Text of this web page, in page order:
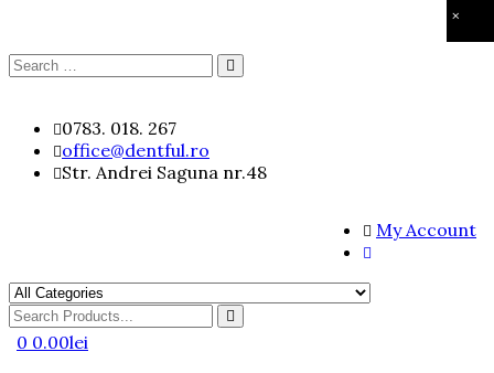
×
Search
content
0783. 018. 267
office@dentful.ro
Str. Andrei Saguna nr.48
My Account
Search
for
0 0.00lei